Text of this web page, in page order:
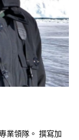
業領隊。 撰寫加